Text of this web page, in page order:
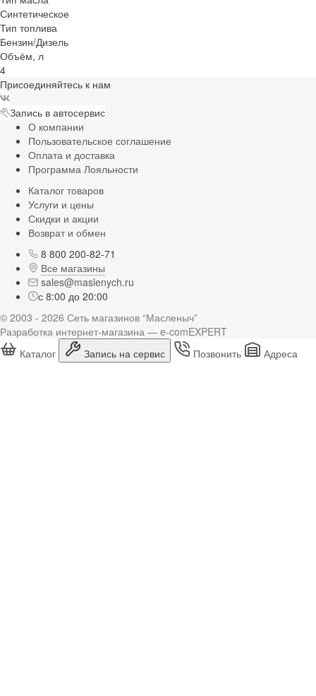
Синтетическое
Тип топлива
Бензин/Дизель
Объём, л
4
Присоединяйтесь к нам
Запись в автосервис
О компании
Пользовательское соглашение
Оплата и доставка
Программа Лояльности
Каталог товаров
Услуги и цены
Скидки и акции
Возврат и обмен
8 800 200-82-71
Все магазины
sales@maslenych.ru
с 8:00 до 20:00
© 2003 - 2026 Сеть магазинов “Масленыч”
Разработка интернет-магазина — e-comEXPERT
Каталог
Запись на сервис Позвонить Адреса